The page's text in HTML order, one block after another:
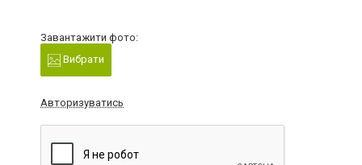
Завантажити фото:
Вибрати
Авторизуватись